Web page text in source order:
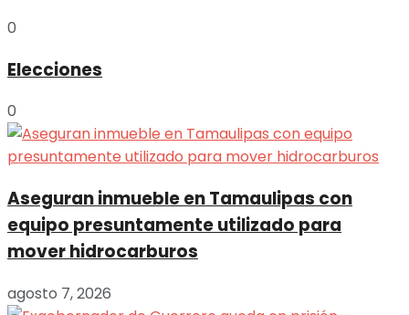
0
Elecciones
0
Aseguran inmueble en Tamaulipas con
equipo presuntamente utilizado para
mover hidrocarburos
agosto 7, 2026